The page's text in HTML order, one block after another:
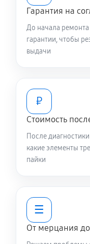
Гарантия на
До начала
гарантии, чтобы
выдачи
₽
Стоимость
После
какие элементы
пайки
☰
От мерцания до